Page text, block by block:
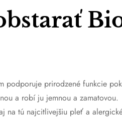
podporuje prirodzené funkcie
a robí ju jemnou a zamatovou.
na tú najcitlivejšiu pleť a